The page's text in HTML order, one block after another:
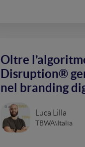
Oltre
Disruption®
nel branding
Luca Lilla
TBWA\Italia